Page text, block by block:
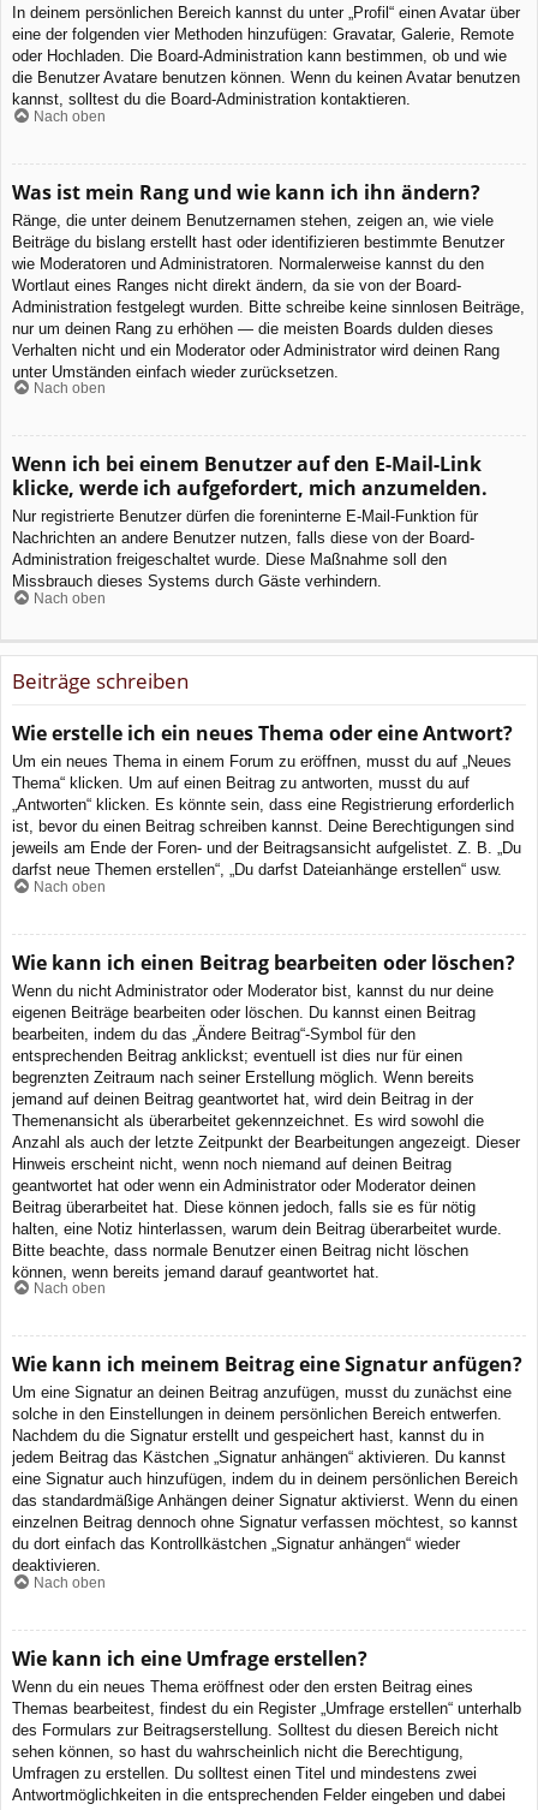
In deinem persönlichen Bereich kannst du unter „Profil“ einen Avatar über
eine der folgenden vier Methoden hinzufügen: Gravatar, Galerie, Remote
oder Hochladen. Die Board-Administration kann bestimmen, ob und wie
die Benutzer Avatare benutzen können. Wenn du keinen Avatar benutzen
kannst, solltest du die Board-Administration kontaktieren.
Nach oben
Was ist mein Rang und wie kann ich ihn ändern?
Ränge, die unter deinem Benutzernamen stehen, zeigen an, wie viele
Beiträge du bislang erstellt hast oder identifizieren bestimmte Benutzer
wie Moderatoren und Administratoren. Normalerweise kannst du den
Wortlaut eines Ranges nicht direkt ändern, da sie von der Board-
Administration festgelegt wurden. Bitte schreibe keine sinnlosen Beiträge,
nur um deinen Rang zu erhöhen — die meisten Boards dulden dieses
Verhalten nicht und ein Moderator oder Administrator wird deinen Rang
unter Umständen einfach wieder zurücksetzen.
Nach oben
Wenn ich bei einem Benutzer auf den E-Mail-Link
klicke, werde ich aufgefordert, mich anzumelden.
Nur registrierte Benutzer dürfen die foreninterne E-Mail-Funktion für
Nachrichten an andere Benutzer nutzen, falls diese von der Board-
Administration freigeschaltet wurde. Diese Maßnahme soll den
Missbrauch dieses Systems durch Gäste verhindern.
Nach oben
Beiträge schreiben
Wie erstelle ich ein neues Thema oder eine Antwort?
Um ein neues Thema in einem Forum zu eröffnen, musst du auf „Neues
Thema“ klicken. Um auf einen Beitrag zu antworten, musst du auf
„Antworten“ klicken. Es könnte sein, dass eine Registrierung erforderlich
ist, bevor du einen Beitrag schreiben kannst. Deine Berechtigungen sind
jeweils am Ende der Foren- und der Beitragsansicht aufgelistet. Z. B. „Du
darfst neue Themen erstellen“, „Du darfst Dateianhänge erstellen“ usw.
Nach oben
Wie kann ich einen Beitrag bearbeiten oder löschen?
Wenn du nicht Administrator oder Moderator bist, kannst du nur deine
eigenen Beiträge bearbeiten oder löschen. Du kannst einen Beitrag
bearbeiten, indem du das „Ändere Beitrag“-Symbol für den
entsprechenden Beitrag anklickst; eventuell ist dies nur für einen
begrenzten Zeitraum nach seiner Erstellung möglich. Wenn bereits
jemand auf deinen Beitrag geantwortet hat, wird dein Beitrag in der
Themenansicht als überarbeitet gekennzeichnet. Es wird sowohl die
Anzahl als auch der letzte Zeitpunkt der Bearbeitungen angezeigt. Dieser
Hinweis erscheint nicht, wenn noch niemand auf deinen Beitrag
geantwortet hat oder wenn ein Administrator oder Moderator deinen
Beitrag überarbeitet hat. Diese können jedoch, falls sie es für nötig
halten, eine Notiz hinterlassen, warum dein Beitrag überarbeitet wurde.
Bitte beachte, dass normale Benutzer einen Beitrag nicht löschen
können, wenn bereits jemand darauf geantwortet hat.
Nach oben
Wie kann ich meinem Beitrag eine Signatur anfügen?
Um eine Signatur an deinen Beitrag anzufügen, musst du zunächst eine
solche in den Einstellungen in deinem persönlichen Bereich entwerfen.
Nachdem du die Signatur erstellt und gespeichert hast, kannst du in
jedem Beitrag das Kästchen „Signatur anhängen“ aktivieren. Du kannst
eine Signatur auch hinzufügen, indem du in deinem persönlichen Bereich
das standardmäßige Anhängen deiner Signatur aktivierst. Wenn du einen
einzelnen Beitrag dennoch ohne Signatur verfassen möchtest, so kannst
du dort einfach das Kontrollkästchen „Signatur anhängen“ wieder
deaktivieren.
Nach oben
Wie kann ich eine Umfrage erstellen?
Wenn du ein neues Thema eröffnest oder den ersten Beitrag eines
Themas bearbeitest, findest du ein Register „Umfrage erstellen“ unterhalb
des Formulars zur Beitragserstellung. Solltest du diesen Bereich nicht
sehen können, so hast du wahrscheinlich nicht die Berechtigung,
Umfragen zu erstellen. Du solltest einen Titel und mindestens zwei
Antwortmöglichkeiten in die entsprechenden Felder eingeben und dabei